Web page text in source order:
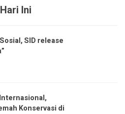
Ini
SID release
Konservasi di